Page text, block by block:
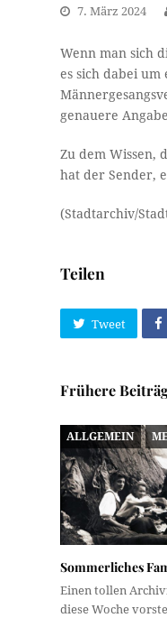
7. März 2024
Wenn man sich
es sich dabei um
genauere
Zu dem Wissen,
hat der Sender,
(Stadtarchiv/
Teilen
Tweet
Frühere
ALLGEMEIN
Sommerliches
Einen tollen
diese Woche